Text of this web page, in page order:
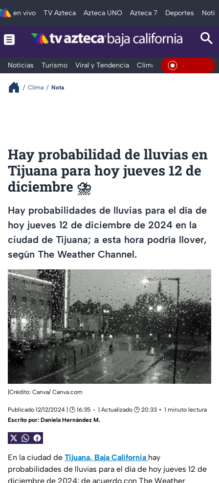
en vivo TV Azteca Azteca UNO Azteca 7 Deportes
Noticias Turismo Viral y Tendencia Clima Deportes En Vivo
Clima Nota
Hay probabilidad de lluvias en
Tijuana para hoy jueves 12 de
diciembre ⛈️
Hay probabilidades de lluvias para el día de
hoy jueves 12 de diciembre de 2024 en la
ciudad de Tijuana; a esta hora podría llover,
según The Weather Channel.
|Crédito: Canva/ Canva.com
Publicado 12/12/2024 | 🕑 16:35 | Actualizado 🕑 20:33
1 minuto lectura
Escrito por: Daniela Hernández M.
En la ciudad de Tijuana, Baja California hay
probabilidades de lluvias para el día de hoy jueves 12 de
diciembre de 2024; de acuerdo con The Weather